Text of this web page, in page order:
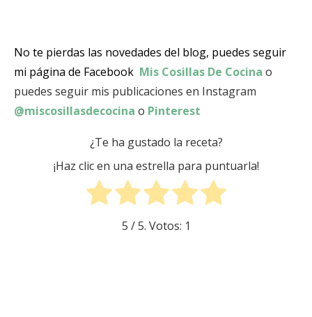
No te pierdas las novedades del blog, puedes seguir
mi página de Facebook Mis Cosillas De Cocina o
puedes seguir mis publicaciones en Instagram
@miscosillasdecocina o Pinterest
¿Te ha gustado la receta?
¡Haz clic en una estrella para puntuarla!
5 / 5. Votos: 1